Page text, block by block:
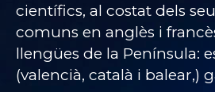
científics, al costat dels
comuns en anglès i
llengües de la Península:
(valencià, català i balear,)